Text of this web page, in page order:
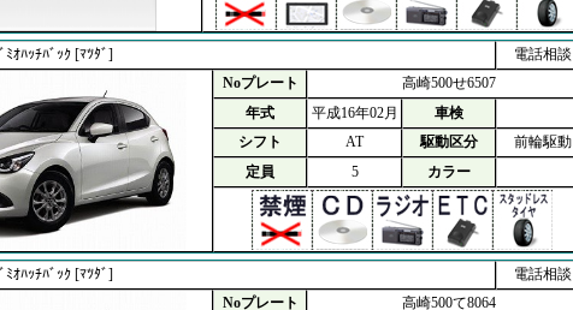
ﾐｵﾊｯﾁﾊﾞｯｸ [ﾏﾂﾀﾞ]
電話相談
Noプレート
高崎500せ6507
年式
平成16年02月
車検
シフト
AT 駆動区分
前輪駆動
定員
5 カラー
ﾐｵﾊｯﾁﾊﾞｯｸ [ﾏﾂﾀﾞ]
電話相談
Noプレート
高崎500て8064